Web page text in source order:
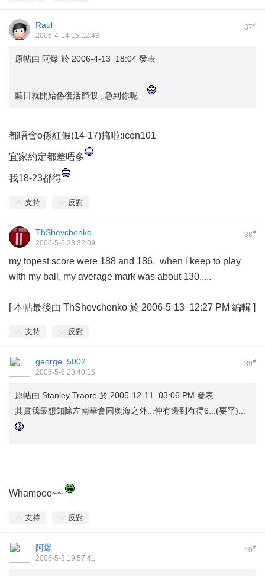
37#
Raul
2006-4-14 15:12:43
原帖由 阿爆 於 2006-4-13 18:04 發表
聽日就開始係復活節假 , 急到你呢....
都唔會o係紅假(14-17)搞啦:icon101
宜家約定都差唔多
我18-23都得
支持 反對
38#
ThShevchenko
2006-5-6 23:32:09
my topest score were 188 and 186. when i keep to play
with my ball, my average mark was about 130.....
[本帖最後由 ThShevchenko 於 2006-5-13 12:27 PM 編輯 ]
支持 反對
39#
george_5002
2006-5-6 23:40:15
原帖由 Stanley Traore 於 2005-12-11 03:06 PM 發表
其實我最想知除左南華會同奧海之外...仲有邊到有得6...(要平)...
Whampoo~~
支持 反對
40#
阿爆
2006-5-8 19:57:41